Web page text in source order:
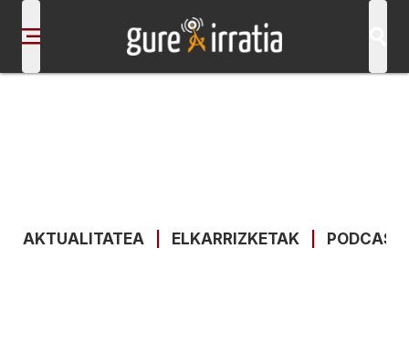
AKTUALITATEA ELKARRIZKETAK